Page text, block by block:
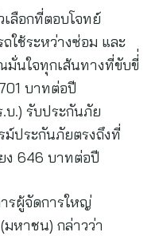
ลือกที่ตอบโจทย์
ใช้ระหว่างซ่อม และ
มั่นใจทุกเส้นทางที่ขับขี่่
บาทต่อปี
บ.) รับประกันภัย
ม์ประกันภัยตรงถึงที่
ง 646 บาทต่อปี
รผู้จัดการใหญ่
หาชน) กล่าวว่า